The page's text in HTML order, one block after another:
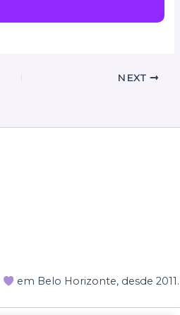
NEXT
em Belo Horizonte, desde 2011.